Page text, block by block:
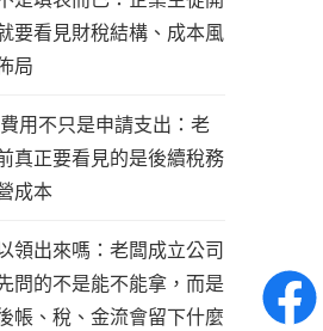
要看見財稅結構、成本風
局
用不只是申請支出：老
真正要看見的是後續稅務
成本
領出來嗎：老闆成立公司
問的不是能不能拿，而是
帳、稅、金流會留下什麼